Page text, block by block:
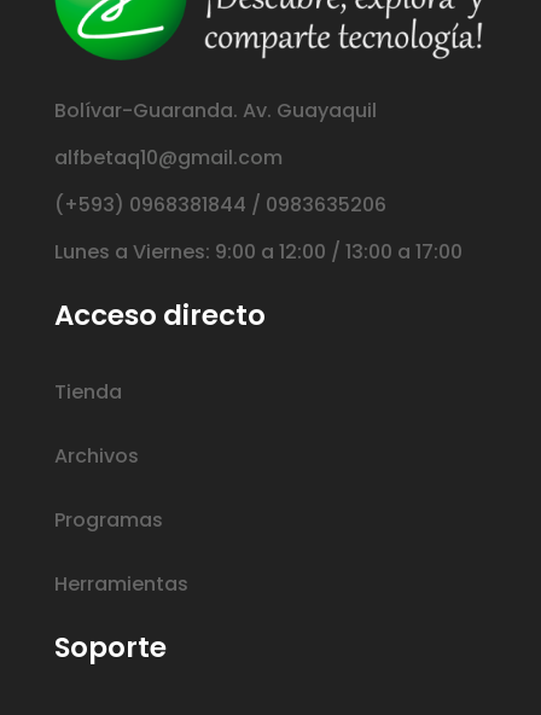
Bolívar-Guaranda. Av. Guayaquil
alfbetaq10@gmail.com
(+593) 0968381844 / 0983635206
Lunes a Viernes: 9:00 a 12:00 / 13:00 a 17:00
Acceso directo
Tienda
Archivos
Programas
Herramientas
Soporte